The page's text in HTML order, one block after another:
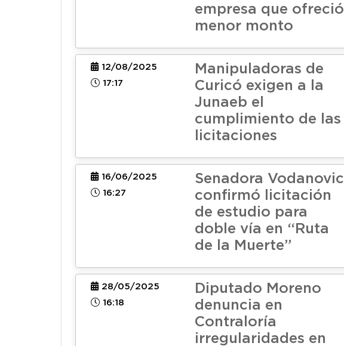
empresa que ofreció
menor monto
12/08/2025
17:17
Manipuladoras de
Curicó exigen a la
Junaeb el
cumplimiento de las
licitaciones
16/06/2025
16:27
Senadora Vodanovic
confirmó licitación
de estudio para
doble vía en “Ruta
de la Muerte”
28/05/2025
16:18
Diputado Moreno
denuncia en
Contraloría
irregularidades en